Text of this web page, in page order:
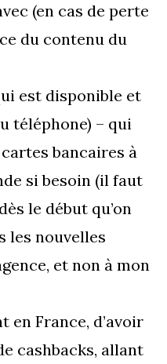
(en cas de perte
du contenu du
est disponible et
téléphone) – qui
bancaires à
si besoin (il faut
le début qu’on
les nouvelles
et non à mon
en France, d’avoir
cashbacks, allant